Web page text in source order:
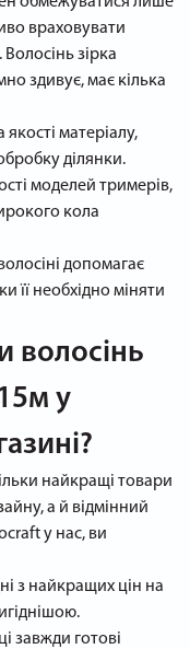
враховувати
зірка
здивує, має кілька
матеріалу,
ділянки.
моделей тримерів,
кола
допомагає
її необхідно міняти
волосінь
у
найкращі товари
а й відмінний
у нас, ви
з найкращих цін на
завжди готові